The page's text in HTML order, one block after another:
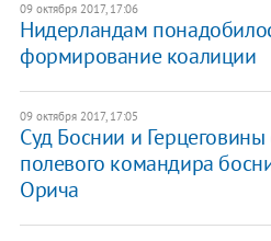
09 октября 2017, 17:06
Нидерландам
формирование коалиции
09 октября 2017, 17:05
Суд Боснии и
полевого командира
Орича